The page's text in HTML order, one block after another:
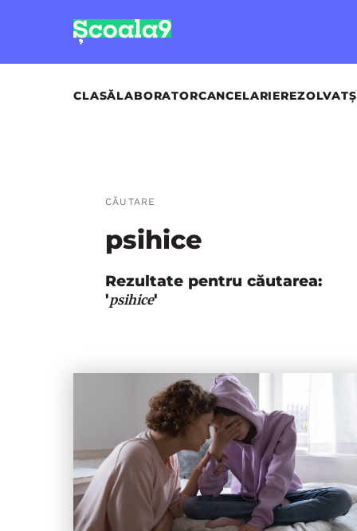
CLASĂLABORATORCANCELARIEREZOLVAT
CĂUTARE
psihice
Rezultate pentru căutarea:
'psihice'